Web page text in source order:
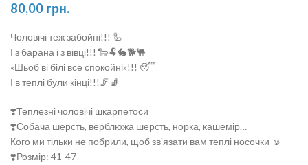
80,00 грн.
Чоловічі теж забойні!!! 🦾
І з барана і з вівці!!! 🐑🐏🐇🐕🐫
«Шьоб ві білі все спокойні»!!! 😴
І в теплі були кінці!!!🦵🧦
❣️Теплезні чоловічі шкарпетоси
❣️Собача шерсть, верблюжа шерсть, норка, кашемір…
Кого ми тільки не побрили, щоб звʼязати вам теплі носочки ☺️
❣️Розмір: 41-47